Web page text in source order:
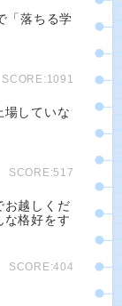
「落ちる学
SCORE:1091
場していな
SCORE:517
お越しくだ
な格好をす
SCORE:404